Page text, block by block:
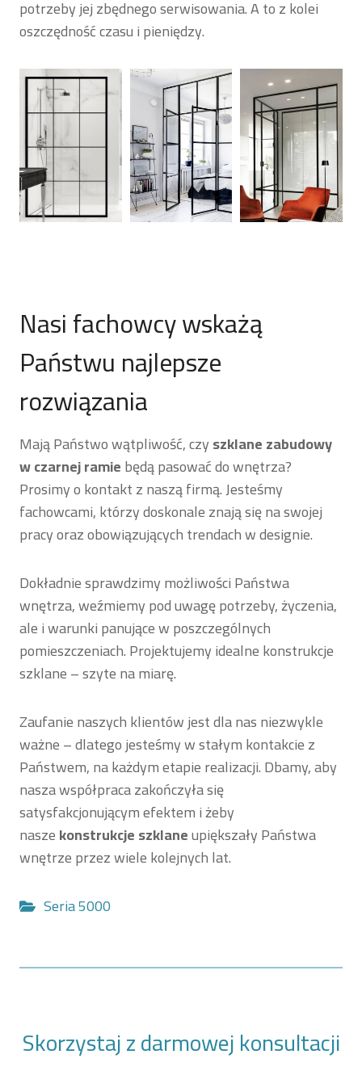
potrzeby jej zbędnego serwisowania. A to z kolei
oszczędność czasu i pieniędzy.
Nasi fachowcy wskażą
Państwu najlepsze
rozwiązania
Mają Państwo wątpliwość, czyszklane zabudowy
w czarnej ramiebędą pasować do wnętrza?
Prosimy o kontakt z naszą firmą. Jesteśmy
fachowcami, którzy doskonale znają się na swojej
pracy oraz obowiązujących trendach w designie.
Dokładnie sprawdzimy możliwości Państwa
wnętrza, weźmiemy pod uwagę potrzeby, życzenia,
ale i warunki panujące w poszczególnych
pomieszczeniach. Projektujemy idealne konstrukcje
szklane – szyte na miarę.
Zaufanie naszych klientów jest dla nas niezwykle
ważne – dlatego jesteśmy w stałym kontakcie z
Państwem, na każdym etapie realizacji. Dbamy, aby
nasza współpraca zakończyła się
satysfakcjonującym efektem i żeby
naszekonstrukcje szklaneupiększały Państwa
wnętrze przez wiele kolejnych lat.
Seria 5000
Skorzystaj z darmowej konsultacji